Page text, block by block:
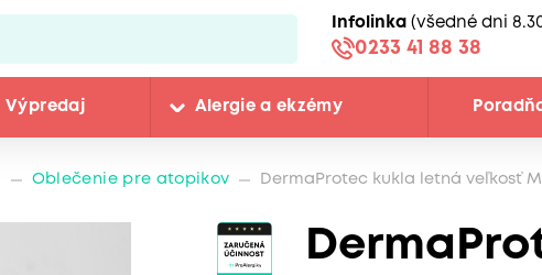
Infolinka (všedné dni
0233 41 88 38
Alergie a ekzémy
Oblečenie pre atopikov DermaProtec kukla letná veľkosť M